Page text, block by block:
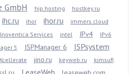
GmbH hip.hosting
hostkey.ru
ihc.ru ihor ihor.ru immers.cloud
Inoventica Services intel IPv4 IPv6
5 ISPManager 6 ISPsystem
jino.ru keyweb.ru
kimsufi
LeaseWeb